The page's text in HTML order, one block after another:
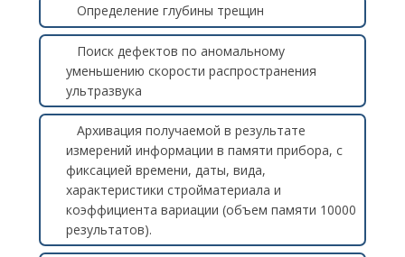
Определение глубины трещин
Поиск дефектов по аномальному
уменьшению скорости распространения
ультразвука
Архивация получаемой в результате
измерений информации в памяти прибора, с
фиксацией времени, даты, вида,
характеристики стройматериала и
коэффициента вариации (объем памяти 10000
результатов).